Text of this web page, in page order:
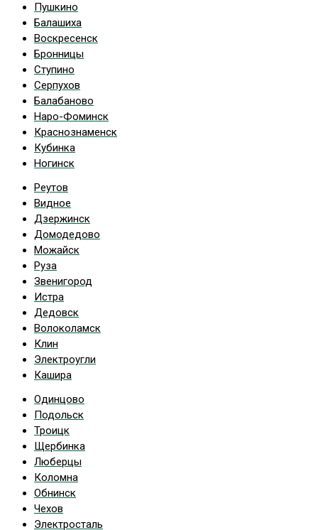
Пушкино
Балашиха
Воскресенск
Бронницы
Ступино
Серпухов
Балабаново
Наро-Фоминск
Краснознаменск
Кубинка
Ногинск
Реутов
Видное
Дзержинск
Домодедово
Можайск
Руза
Звенигород
Истра
Дедовск
Волоколамск
Клин
Электроугли
Кашира
Одинцово
Подольск
Троицк
Щербинка
Люберцы
Коломна
Обнинск
Чехов
Электросталь